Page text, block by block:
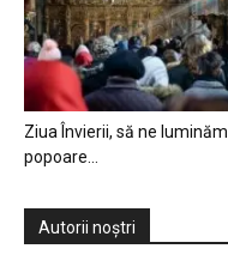
Ziua Învierii, să ne luminăm
popoare…
Autorii noștri